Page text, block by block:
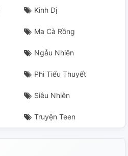
Kinh Dị
Ma Cà Rồng
Ngẫu Nhiên
Phi Tiểu Thuyết
Siêu Nhiên
Truyện Teen